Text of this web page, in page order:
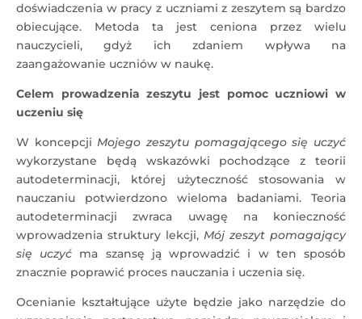
doświadczenia w pracy z uczniami z zeszytem są bardzo
obiecujące. Metoda ta jest ceniona przez wielu
nauczycieli, gdyż ich zdaniem wpływa na
zaangażowanie uczniów w naukę.
Celem prowadzenia zeszytu jest pomoc uczniowi w
uczeniu się
W koncepcjiMojego zeszytu pomagającego się uczyć
wykorzystane będą wskazówki pochodzące z teorii
autodeterminacji, której użyteczność stosowania w
nauczaniu potwierdzono wieloma badaniami. Teoria
autodeterminacji zwraca uwagę na konieczność
wprowadzenia struktury lekcji, Mój zeszyt pomagający
się uczyć ma szansę ją wprowadzić i w ten sposób
znacznie poprawić proces nauczania i uczenia się.
Ocenianie kształtujące użyte będzie jako narzędzie do